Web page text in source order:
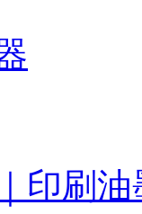
印刷